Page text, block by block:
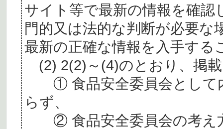
サイト等で最新の情報を確認
門的又は法的な判断が必要
最新の正確な情報を入手する
(2) 2(2)～(4)のとおり、掲
① 食品安全委員会として
らず、
② 食品安全委員会の考え